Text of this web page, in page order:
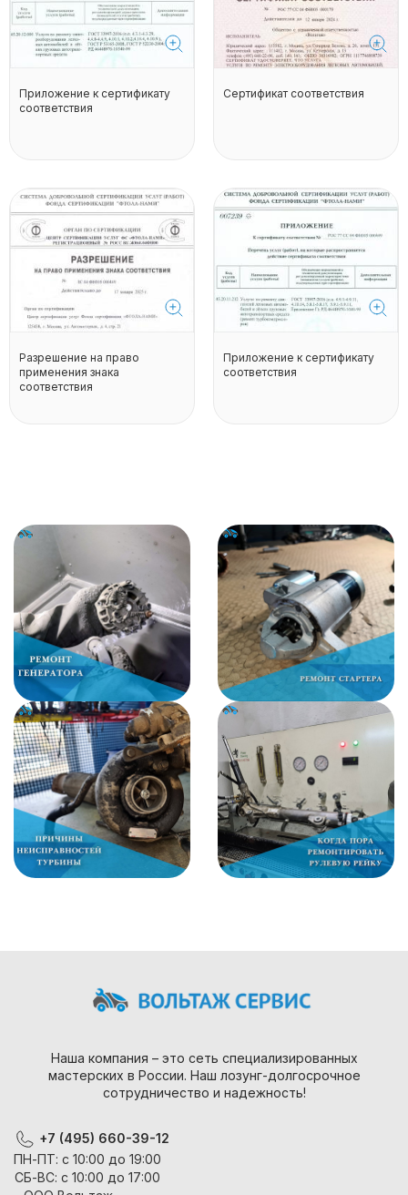
Приложение к сертификату
соответствия
Сертификат соответствия
Разрешение на право
применения знака
соответствия
Приложение к сертификату
соответствия
Наша компания – это сеть специализированных
мастерских в России. Наш лозунг-долгосрочное
сотрудничество и надежность!
+7 (495) 660-39-12
ПН-ПТ: с 10:00 до 19:00
СБ-ВС: с 10:00 до 17:00